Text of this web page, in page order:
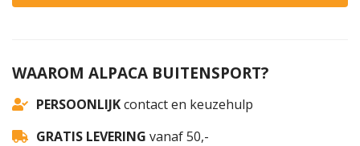
WAAROM ALPACA BUITENSPORT?
PERSOONLIJKcontact en keuzehulp
GRATIS LEVERING vanaf 50,-